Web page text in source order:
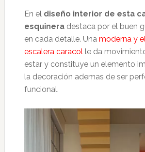
En el diseño interior de esta
esquineradestaca por el buen
en cada detalle. Una moderna y
escalera caracolle da
estar y constituye un elemento
la decoración ademas de ser
funcional.